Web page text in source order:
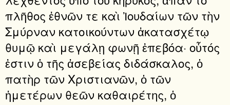
πλῆθος ἐθνῶν τε καὶ Ἰουδαίων τῶν τὴν
Σμύρναν κατοικούντων ἀκατασχέτῳ
θυμῷ καὶ μεγάλῃ φωνῇ ἐπεβόα· οὗτός
ἐστιν ὁ τῆς ἀσεβείας διδάσκαλος, ὁ
πατὴρ τῶν Χριστιανῶν, ὁ τῶν
ἡμετέρων θεῶν καθαιρέτης, ὁ